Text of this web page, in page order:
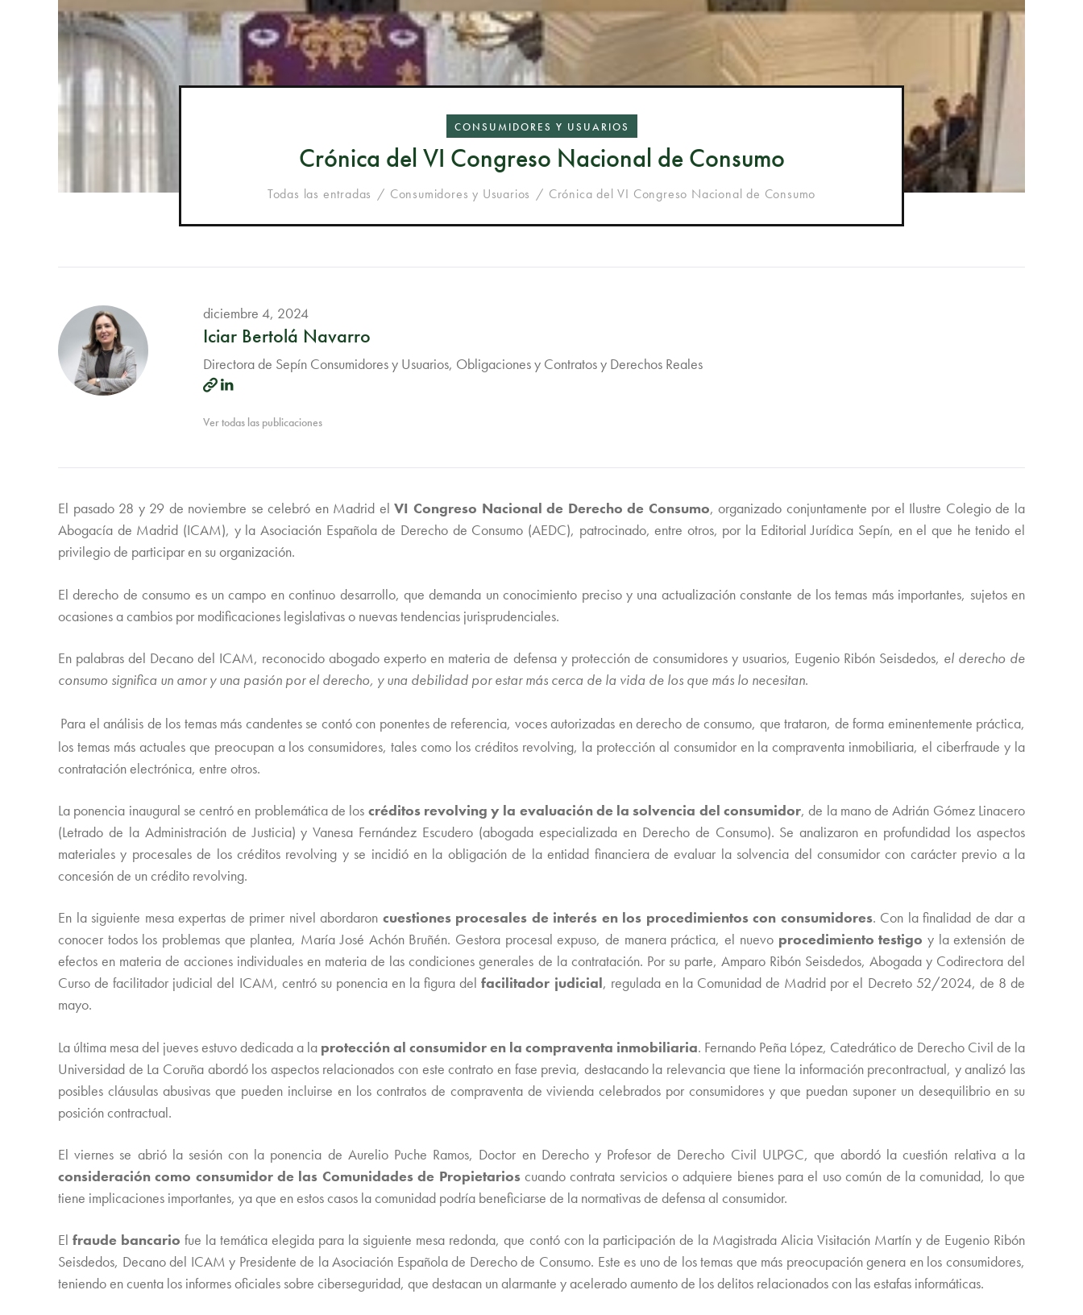
CONSUMIDORES Y USUARIOS
Crónica del VI Congreso Nacional de Consumo
Todas las entradas Consumidores y Usuarios Crónica del VI Congreso Nacional de Consumo
diciembre 4, 2024
Iciar Bertolá Navarro
Directora de Sepín Consumidores y Usuarios, Obligaciones y Contratos y Derechos Reales
Ver todas las publicaciones
El pasado 28 y 29 de noviembre se celebró en Madrid elVI Congreso Nacional de Derecho de Consumo, organizado conjuntamente por el Ilustre Colegio de la
Abogacía de Madrid (ICAM), y la Asociación Española de Derecho de Consumo (AEDC), patrocinado, entre otros, por la Editorial Jurídica Sepín, en el que he tenido el
privilegio de participar en su organización.
El derecho de consumo es un campo en continuo desarrollo, que demanda un conocimiento preciso y una actualización constante de los temas más importantes, sujetos en
ocasiones a cambios por modificaciones legislativas o nuevas tendencias jurisprudenciales.
En palabras del Decano del ICAM, reconocido abogado experto en materia de defensa y protección de consumidores y usuarios, Eugenio Ribón Seisdedos, el derecho de
consumo significa un amor y una pasión por el derecho, y una debilidad por estar más cerca de la vida de los que más lo necesitan.
Para el análisis de los temas más candentes se contó con ponentes de referencia, voces autorizadas en derecho de consumo, que trataron, de forma eminentemente práctica,
los temas más actuales que preocupan a los consumidores, tales como los créditos revolving, la protección al consumidor en la compraventa inmobiliaria, el ciberfraude y la
contratación electrónica, entre otros.
La ponencia inaugural se centró en problemática de los créditos revolving y la evaluación de la solvencia del consumidor, de la mano de Adrián Gómez Linacero
(Letrado de la Administración de Justicia) y Vanesa Fernández Escudero (abogada especializada en Derecho de Consumo). Se analizaron en profundidad los aspectos
materiales y procesales de los créditos revolving y se incidió en la obligación de la entidad financiera de evaluar la solvencia del consumidor con carácter previo a la
concesión de un crédito revolving.
En la siguiente mesa expertas de primer nivel abordaron cuestiones procesales de interés en los procedimientos con consumidores. Con la finalidad de dar a
conocer todos los problemas que plantea, María José Achón Bruñén. Gestora procesal expuso, de manera práctica, el nuevo procedimiento testigo y la extensión de
efectos en materia de acciones individuales en materia de las condiciones generales de la contratación. Por su parte, Amparo Ribón Seisdedos, Abogada y Codirectora del
Curso de facilitador judicial del ICAM, centró su ponencia en la figura delfacilitador judicial, regulada en la Comunidad de Madrid por el Decreto 52/2024, de 8 de
mayo.
La última mesa del jueves estuvo dedicada a la protección al consumidor en la compraventa inmobiliaria. Fernando Peña López, Catedrático de Derecho Civil de la
Universidad de La Coruña abordó los aspectos relacionados con este contrato en fase previa, destacando la relevancia que tiene la información precontractual, y analizó las
posibles cláusulas abusivas que pueden incluirse en los contratos de compraventa de vivienda celebrados por consumidores y que puedan suponer un desequilibrio en su
posición contractual.
El viernes se abrió la sesión con la ponencia de Aurelio Puche Ramos, Doctor en Derecho y Profesor de Derecho Civil ULPGC, que abordó la cuestión relativa a la
consideración como consumidor de las Comunidades de Propietarioscuando contrata servicios o adquiere bienes para el uso común de la comunidad, lo que
tiene implicaciones importantes, ya que en estos casos la comunidad podría beneficiarse de la normativas de defensa al consumidor.
Elfraude bancario fue la temática elegida para la siguiente mesa redonda, que contó con la participación de la Magistrada Alicia Visitación Martín y de Eugenio Ribón
Seisdedos, Decano del ICAM y Presidente de la Asociación Española de Derecho de Consumo. Este es uno de los temas que más preocupación genera en los consumidores,
teniendo en cuenta los informes oficiales sobre ciberseguridad, que destacan un alarmante y acelerado aumento de los delitos relacionados con las estafas informáticas.